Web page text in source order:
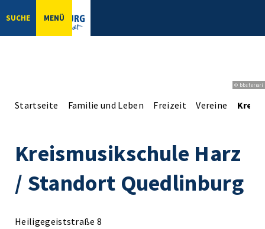
SUCHE MENÜ
© bbsferrari
Startseite Familie und Leben Freizeit Vereine
Kreismusikschule Harz
/ Standort Quedlinburg
Heiligegeiststraße 8